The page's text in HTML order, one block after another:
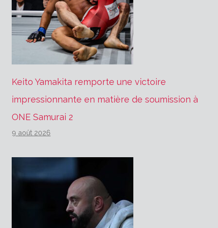
Keito Yamakita remporte une victoire
impressionnante en matière de soumission à
ONE Samurai 2
9 août 2026